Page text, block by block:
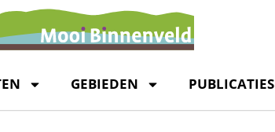
GEBIEDEN PUBLICATIES